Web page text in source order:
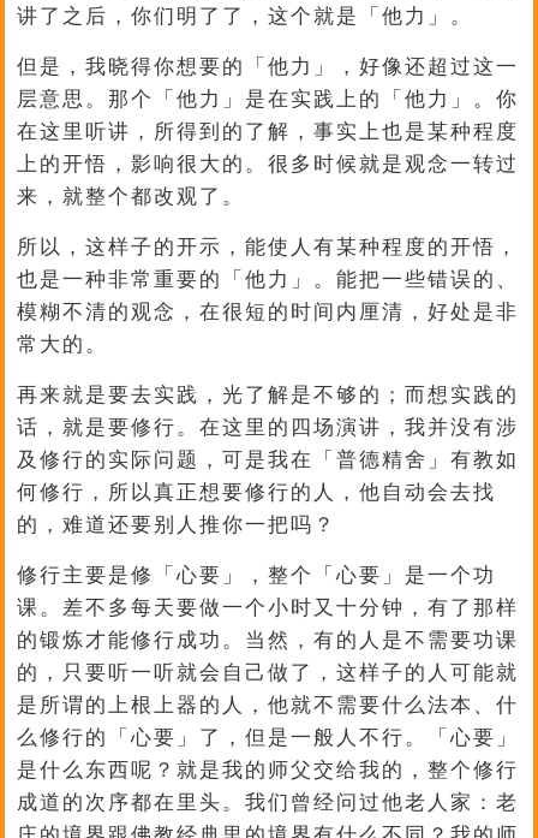
讲了之后，你们明了了，这个就是「他力」。
但是，我晓得你想要的「他力」，好像还超过这一
层意思。那个「他力」是在实践上的「他力」。你
在这里听讲，所得到的了解，事实上也是某种程度
上的开悟，影响很大的。很多时候就是观念一转过
来，就整个都改观了。
所以，这样子的开示，能使人有某种程度的开悟，
也是一种非常重要的「他力」。能把一些错误的、
模糊不清的观念，在很短的时间内厘清，好处是非
常大的。
再来就是要去实践，光了解是不够的；而想实践的
话，就是要修行。在这里的四场演讲，我并没有涉
及修行的实际问题，可是我在「普德精舍」有教如
何修行，所以真正想要修行的人，他自动会去找
的，难道还要别人推你一把吗？
修行主要是修「心要」，整个「心要」是一个功
课。差不多每天要做一个小时又十分钟，有了那样
的锻炼才能修行成功。当然，有的人是不需要功课
的，只要听一听就会自己做了，这样子的人可能就
是所谓的上根上器的人，他就不需要什么法本、什
么修行的「心要」了，但是一般人不行。「心要」
是什么东西呢？就是我的师父交给我的，整个修行
成道的次序都在里头。我们曾经问过他老人家：老